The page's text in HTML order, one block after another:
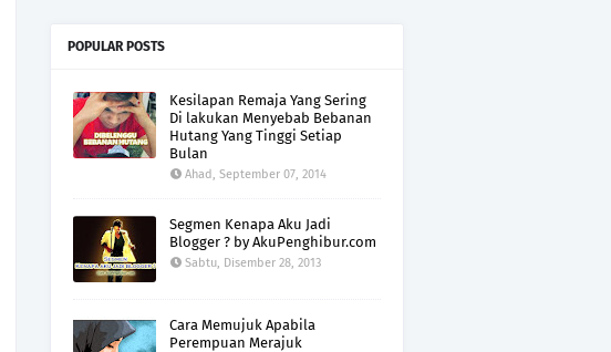
POPULAR POSTS
Kesilapan Remaja Yang Sering
Di lakukan Menyebab Bebanan
Hutang Yang Tinggi Setiap
Bulan
Ahad, September 07, 2014
Segmen Kenapa Aku Jadi
Blogger ? by AkuPenghibur.com
Sabtu, Disember 28, 2013
Cara Memujuk Apabila
Perempuan Merajuk